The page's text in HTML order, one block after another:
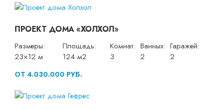
ПРОЕКТ ДОМА «ХОЛХОЛ»
Размеры:
23×12 м
Площадь:
124 м2
Комнат:
3
Ванных:
2
Гаражей:
2
ОТ 4.030.000 РУБ.